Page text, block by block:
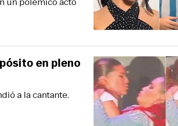
a la cantante.
en pleno